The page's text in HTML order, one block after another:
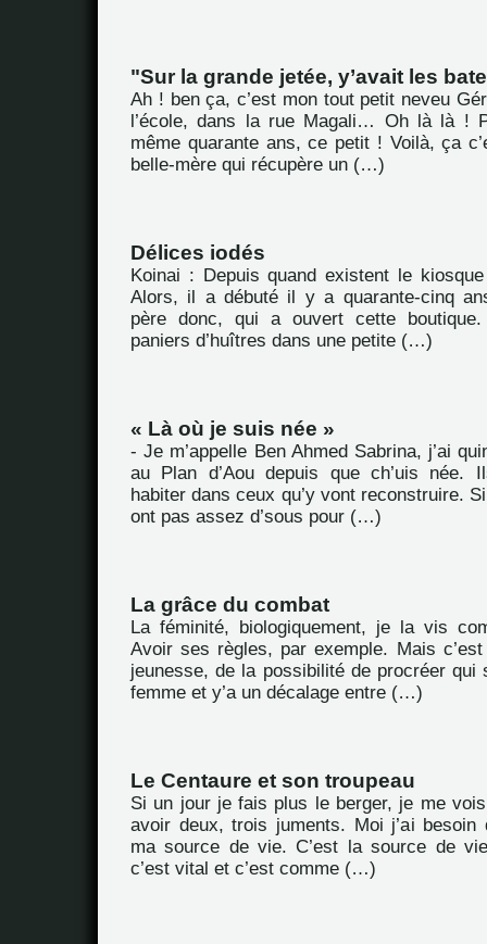
"Sur la grande jetée, y’avait les
Ah ! ben ça, c’est mon tout petit neveu
l’école, dans la rue Magali… Oh là là !
même quarante ans, ce petit ! Voilà, ça
belle-mère qui récupère un (…)
Délices iodés
Koinai : Depuis quand existent le
Alors, il a débuté il y a quarante-cinq
père donc, qui a ouvert cette
paniers d’huîtres dans une petite (…)
« Là où je suis née »
- Je m’appelle Ben Ahmed Sabrina, j’ai
au Plan d’Aou depuis que ch’uis née.
habiter dans ceux qu’y vont reconstruire.
ont pas assez d’sous pour (…)
La grâce du combat
La féminité, biologiquement, je la vis
Avoir ses règles, par exemple. Mais
jeunesse, de la possibilité de procréer qui
femme et y’a un décalage entre (…)
Le Centaure et son troupeau
Si un jour je fais plus le berger, je me
avoir deux, trois juments. Moi j’ai besoin
ma source de vie. C’est la source de
c’est vital et c’est comme (…)